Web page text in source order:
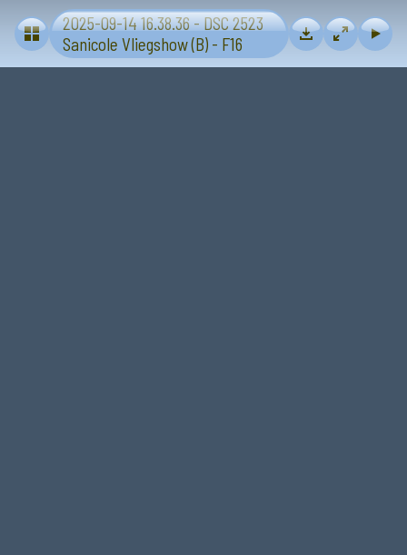
Vliegtuigen - Sanicole (B) 13 en 14 september 2025
2025-09-14 16.38.36 - DSC 2523
Sanicole Vliegshow (B) - F16